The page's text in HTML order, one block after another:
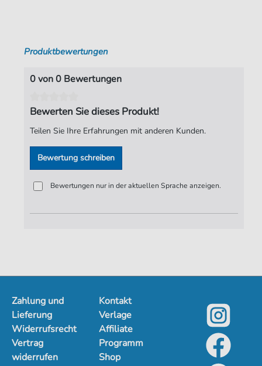
Autoren:
Bach
Seiten:
1
Verlag:
Jürgen Knuth
Produktbewertungen
0 von 0 Bewertungen
Bewerten Sie dieses Produkt!
Teilen Sie Ihre Erfahrungen mit anderen Kunden.
Bewertung schreiben
Bewertungen nur in der aktuellen Sprache anzeigen.
Zahlung und
Lieferung
Widerrufsrecht
Vertrag
widerrufen
Kontakt
Verlage
Affiliate
Programm
Shop